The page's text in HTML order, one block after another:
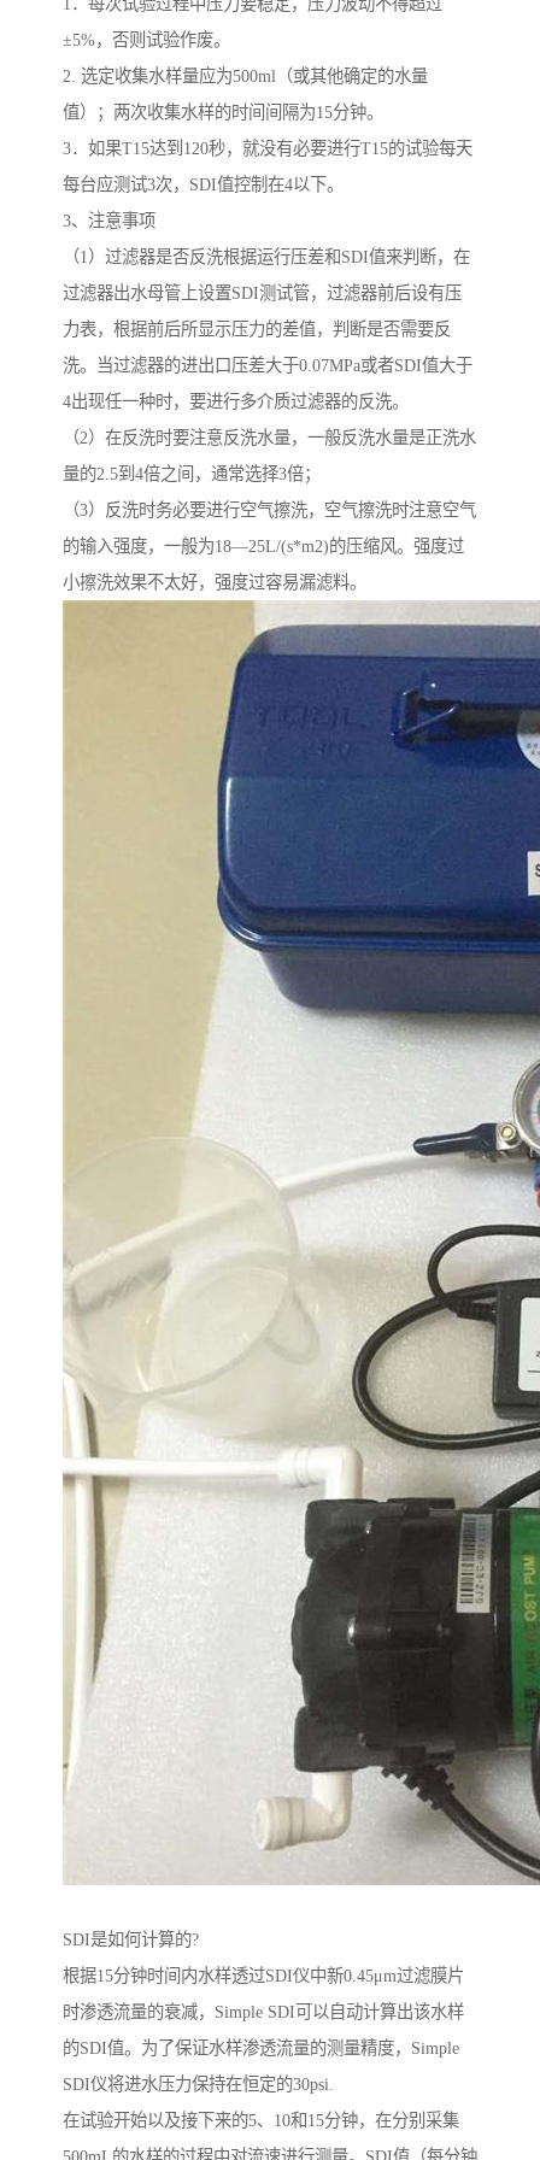
1．每次试验过程中压力要稳定，压力波动不得超过
±5%，否则试验作废。
2. 选定收集水样量应为500ml（或其他确定的水量
值）；两次收集水样的时间间隔为15分钟。
3．如果T15达到120秒，就没有必要进行T15的试验每天
每台应测试3次，SDI值控制在4以下。
3、注意事项
（1）过滤器是否反洗根据运行压差和SDI值来判断，在
过滤器出水母管上设置SDI测试管，过滤器前后设有压
力表，根据前后所显示压力的差值，判断是否需要反
洗。当过滤器的进出口压差大于0.07MPa或者SDI值大于
4出现任一种时，要进行多介质过滤器的反洗。
（2）在反洗时要注意反洗水量，一般反洗水量是正洗水
量的2.5到4倍之间，通常选择3倍；
（3）反洗时务必要进行空气擦洗，空气擦洗时注意空气
的输入强度，一般为18—25L/(s*m2)的压缩风。强度过
小擦洗效果不太好，强度过容易漏滤料。
SDI是如何计算的?
根据15分钟时间内水样透过SDI仪中新0.45μm过滤膜片
时渗透流量的衰减，Simple SDI可以自动计算出该水样
的SDI值。为了保证水样渗透流量的测量精度，Simple
SDI仪将进水压力保持在恒定的30psi.
在试验开始以及接下来的5、10和15分钟，在分别采集